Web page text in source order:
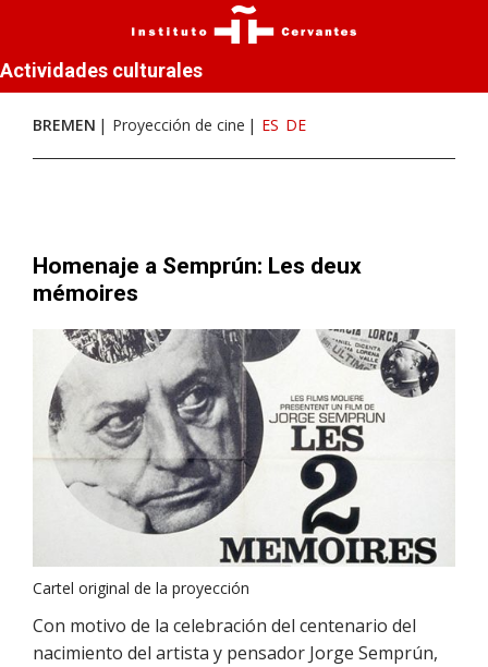
Actividades culturales
BREMEN Proyección de cine ES DE
Homenaje a Semprún: Les deux
mémoires
Cartel original de la proyección
Con motivo de la celebración del centenario del
nacimiento del artista y pensador Jorge Semprún,